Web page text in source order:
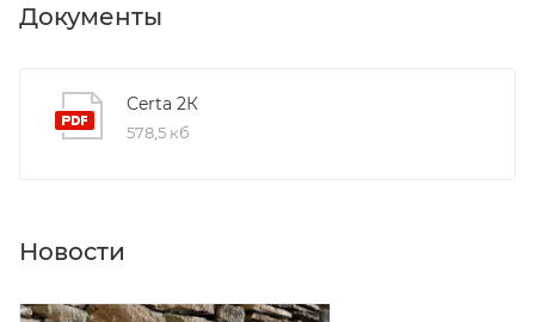
антикоррозионности
Покрытие предназначено для наружных
Документы
Certa 2К
578,5 кб
Новости